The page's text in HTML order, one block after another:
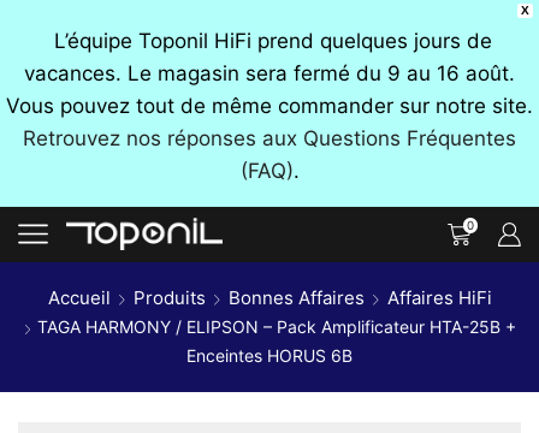
X
L’équipe Toponil HiFi prend quelques jours de
vacances. Le magasin sera fermé du 9 au 16 août.
Vous pouvez tout de même commander sur notre site.
Retrouvez nos réponses aux Questions Fréquentes
(FAQ).
0
Accueil Produits Bonnes Affaires Affaires HiFi
TAGA HARMONY / ELIPSON – Pack Amplificateur HTA-25B +
Enceintes HORUS 6B